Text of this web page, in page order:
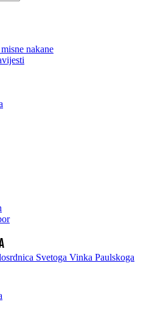
nakane
Svetoga Vinka Paulskoga